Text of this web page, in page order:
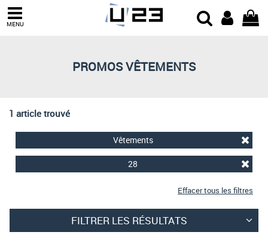
MENU
PROMOS VÊTEMENTS
1 article trouvé
Vêtements
28
Effacer tous les filtres
FILTRER LES RÉSULTATS
Trier par
Meilleures remises